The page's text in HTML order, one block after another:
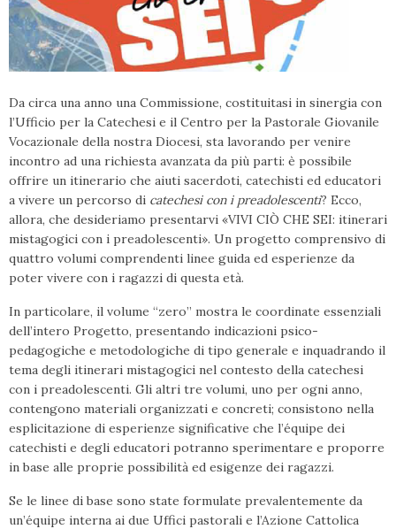
Da circa una anno una Commissione, costituitasi in sinergia con
l’Ufficio per la Catechesi e il Centro per la Pastorale Giovanile
Vocazionale della nostra Diocesi, sta lavorando per venire
incontro ad una richiesta avanzata da più parti: è possibile
offrire un itinerario che aiuti sacerdoti, catechisti ed educatori
a vivere un percorso di catechesi con i preadolescenti? Ecco,
allora, che desideriamo presentarvi «VIVI CIÒ CHE SEI: itinerari
mistagogici con i preadolescenti». Un progetto comprensivo di
quattro volumi comprendenti linee guida ed esperienze da
poter vivere con i ragazzi di questa età.
In particolare, il volume “zero” mostra le coordinate essenziali
dell’intero Progetto, presentando indicazioni psico-
pedagogiche e metodologiche di tipo generale e inquadrando il
tema degli itinerari mistagogici nel contesto della catechesi
con i preadolescenti. Gli altri tre volumi, uno per ogni anno,
contengono materiali organizzati e concreti; consistono nella
esplicitazione di esperienze significative che l’équipe dei
catechisti e degli educatori potranno sperimentare e proporre
in base alle proprie possibilità ed esigenze dei ragazzi.
Se le linee di base sono state formulate prevalentemente da
un’équipe interna ai due Uffici pastorali e l’Azione Cattolica